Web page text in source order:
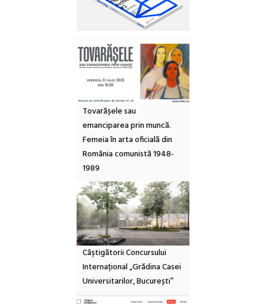
Tovarășele sau
emanciparea prin muncă.
Femeia în arta oficială din
România comunistă 1948-
1989
Câștigătorii Concursului
Internațional „Grădina Casei
Universitarilor, București”